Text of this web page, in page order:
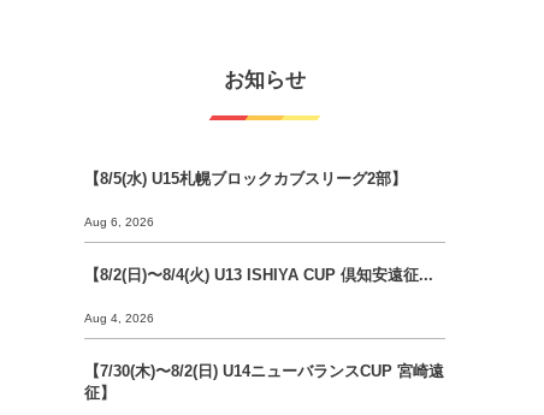
お知らせ
【8/5(水) U15札幌ブロックカブスリーグ2部】
Aug 6, 2026
【8/2(日)〜8/4(火) U13 ISHIYA CUP 倶知安遠征...
Aug 4, 2026
【7/30(木)〜8/2(日) U14ニューバランスCUP 宮崎遠
征】